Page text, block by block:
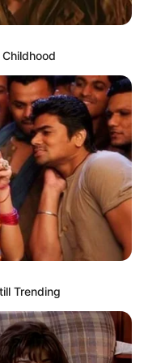
Trending